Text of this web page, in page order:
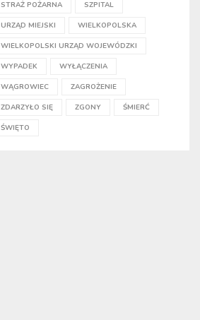
STRAŻ POŻARNA SZPITAL
URZĄD MIEJSKI WIELKOPOLSKA
WIELKOPOLSKI URZĄD WOJEWÓDZKI
WYPADEK WYŁĄCZENIA
WĄGROWIEC ZAGROŻENIE
ZDARZYŁO SIĘ ZGONY ŚMIERĆ
ŚWIĘTO